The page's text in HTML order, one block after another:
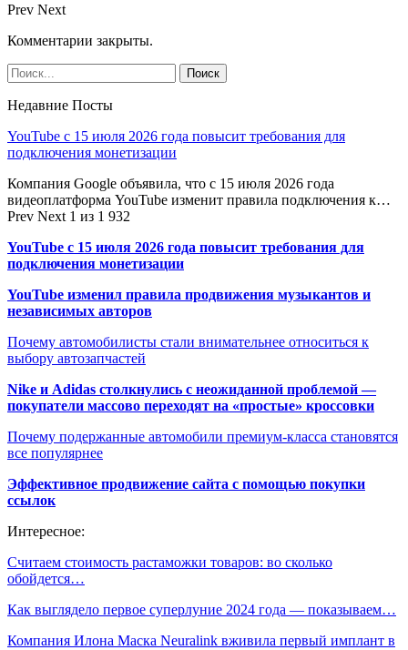
Prev Next
Комментарии закрыты.
Недавние Посты
YouTube с 15 июля 2026 года повысит требования для
подключения монетизации
Компания Google объявила, что с 15 июля 2026 года
видеоплатформа YouTube изменит правила подключения к…
Prev Next 1 из 1 932
YouTube с 15 июля 2026 года повысит требования для
подключения монетизации
YouTube изменил правила продвижения музыкантов и
независимых авторов
Почему автомобилисты стали внимательнее относиться к
выбору автозапчастей
Nike и Adidas столкнулись с неожиданной проблемой —
покупатели массово переходят на «простые» кроссовки
Почему подержанные автомобили премиум-класса становятся
все популярнее
Эффективное продвижение сайта с помощью покупки
ссылок
Интересное:
Cчитаем стоимость растаможки товаров: во сколько
обойдется…
Как выглядело первое суперлуние 2024 года — показываем…
Компания Илона Маска Neuralink вживила первый имплант в